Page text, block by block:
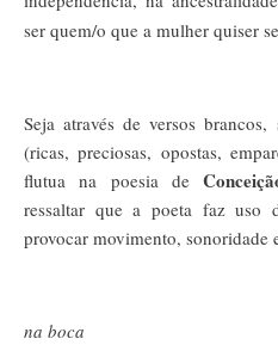
ser quem/o que a mulher quiser
Seja através de versos
(ricas, preciosas, opostas,
flutua na poesia de
ressaltar que a poeta faz uso
provocar movimento, sonoridade
na boca